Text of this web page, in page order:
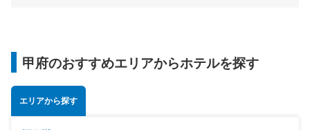
甲府のおすすめエリアからホテルを探す
エリアから探す